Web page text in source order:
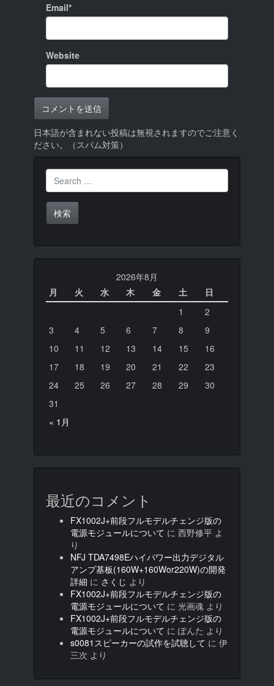
Email*
Website
日本語が含まれない投稿は無視されますのでご注意く
ださい。（スパム対策）
Search for:
2026年8月
月
火 水 木 金 土 日
« 1月
1
2
3
4 5 6 7 8
9
10
11 12 13 14 15
16
17
18 19 20 21 22
23
24
25 26 27 28 29
30
31
最近のコメント
FX1002J+前段フルモデルチェンジ版の
電源モジュールについて に 西野修平 よ
り
NFJ TDA7498Eハイパワー出力デジタル
アンプ基板(160W+160Wor220W)の開発
詳細 に さくじ より
FX1002J+前段フルモデルチェンジ版の
電源モジュールについて に 光画魂 より
FX1002J+前段フルモデルチェンジ版の
電源モジュールについて に ぽんた より
s0081スピーカーの試作を試聴して に 伊
三次 より